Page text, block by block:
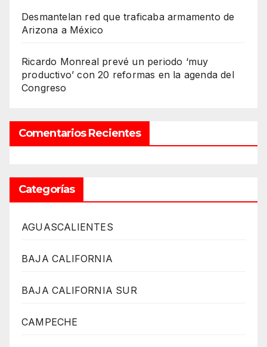
Desmantelan red que traficaba armamento de
Arizona a México
Ricardo Monreal prevé un periodo ‘muy
productivo’ con 20 reformas en la agenda del
Congreso
Comentarios Recientes
Categorías
AGUASCALIENTES
BAJA CALIFORNIA
BAJA CALIFORNIA SUR
CAMPECHE